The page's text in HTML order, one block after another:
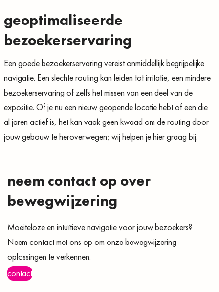
geoptimaliseerde
bezoekerservaring
Een goede bezoekerservaring vereist onmiddellijk begrijpelijke
navigatie. Een slechte routing kan leiden tot irritatie, een mindere
bezoekerservaring of zelfs het missen van een deel van de
expositie. Of je nu een nieuw geopende locatie hebt of een die
al jaren actief is, het kan vaak geen kwaad om de routing door
jouw gebouw te heroverwegen; wij helpen je hier graag bij.
neem contact op over
bewegwijzering
Moeiteloze en intuïtieve navigatie voor jouw bezoekers?
Neem contact met ons op om onze bewegwijzering
oplossingen te verkennen.
contact